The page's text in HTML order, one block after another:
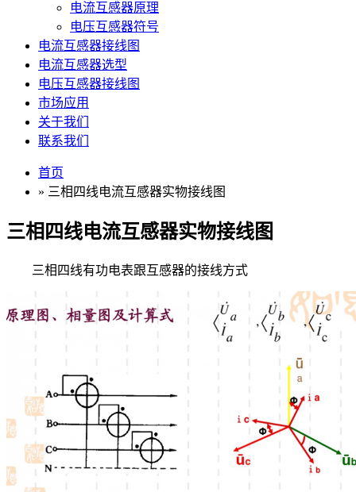
电流互感器原理
电压互感器符号
电流互感器接线图
电流互感器选型
电压互感器接线图
市场应用
关于我们
联系我们
首页
» 三相四线电流互感器实物接线图
三相四线电流互感器实物接线图
三相四线有功电表跟互感器的接线方式